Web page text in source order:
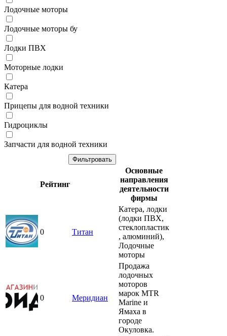
Лодочные моторы
Лодочные моторы бу
Лодки ПВХ
Моторные лодки
Катера
Прицепы для водной техники
Гидроциклы
Запчасти для водной техники
Рейтинг
Основные
направления
деятельности
фирмы
0 Титан
Катера, лодки
(лодки ПВХ,
стеклопластик
, алюминий),
Лодочные
моторы
0 Меридиан
Продажа
лодочных
моторов
марок MTR
Marine и
Ямаха в
городе
Окуловка.